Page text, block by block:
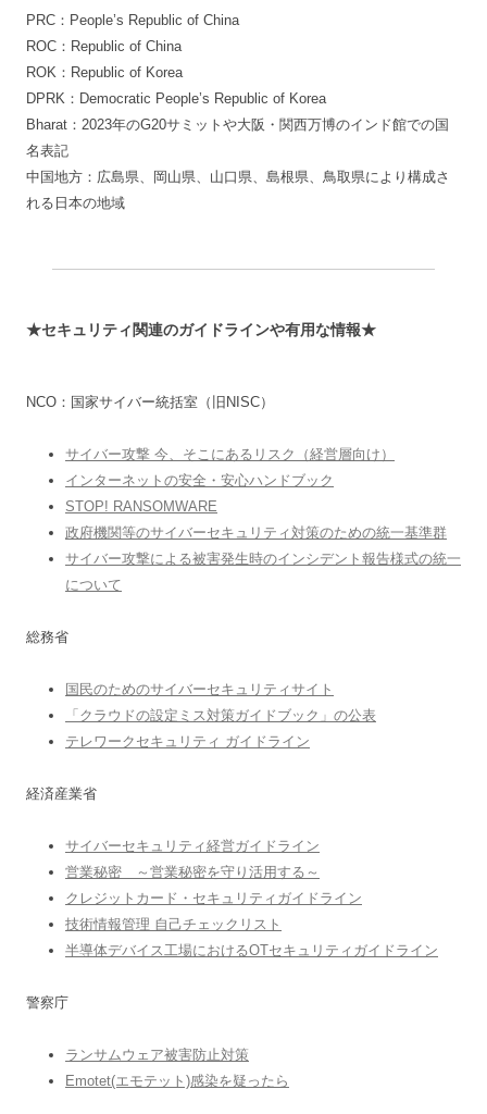
PRC：People’s Republic of China
ROC：Republic of China
ROK：Republic of Korea
DPRK：Democratic People’s Republic of Korea
Bharat：2023年のG20サミットや大阪・関西万博のインド館での国
名表記
中国地方：広島県、岡山県、山口県、島根県、鳥取県により構成さ
れる日本の地域
★セキュリティ関連のガイドラインや有用な情報★
NCO：国家サイバー統括室（旧NISC）
サイバー攻撃 今、そこにあるリスク（経営層向け）
インターネットの安全・安心ハンドブック
STOP! RANSOMWARE
政府機関等のサイバーセキュリティ対策のための統一基準群
サイバー攻撃による被害発生時のインシデント報告様式の統一
について
総務省
国民のためのサイバーセキュリティサイト
「クラウドの設定ミス対策ガイドブック」の公表
テレワークセキュリティ ガイドライン
経済産業省
サイバーセキュリティ経営ガイドライン
営業秘密 ～営業秘密を守り活用する～
クレジットカード・セキュリティガイドライン
技術情報管理 自己チェックリスト
半導体デバイス工場におけるOTセキュリティガイドライン
警察庁
ランサムウェア被害防止対策
Emotet(エモテット)感染を疑ったら